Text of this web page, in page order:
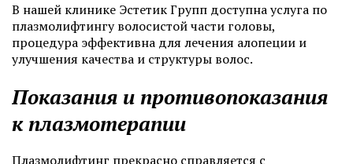
В нашей клинике Эстетик Групп доступна услуга по
плазмолифтингу волосистой части головы,
процедура эффективна для лечения алопеции и
улучшения качества и структуры волос.
Показания и противопоказания
к плазмотерапии
Плазмолифтинг прекрасно справляется с